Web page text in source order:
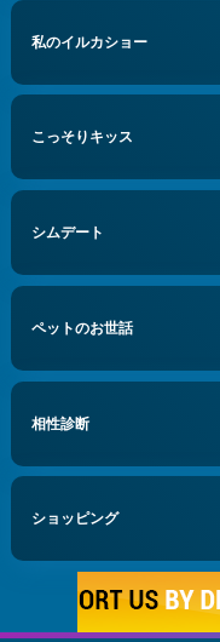
私のイルカショー
こっそりキッス
シムデート
ペットのお世話
相性診断
ショッピング